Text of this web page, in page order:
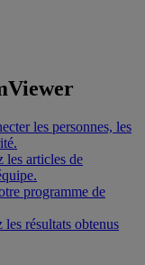
les personnes, les
les articles de
programme de
les résultats obtenus